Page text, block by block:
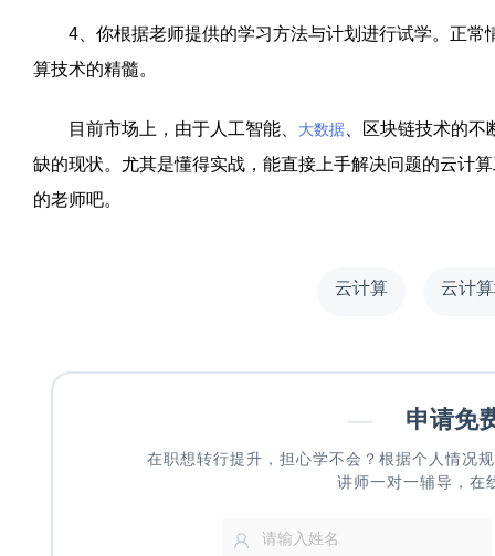
4 、你根据老师提供的学习方法与计划进行试学。正
算技术的精髓。
目前市场上，由于人工智能、 大数据 、区块链技术的
缺的现状。尤其是懂得实战，能直接上手解决问题的云计
的老师吧。
云计算 云计
— 申请免
在职想转行提升，担心学不会？根据个人情况
讲师一对一辅导，在